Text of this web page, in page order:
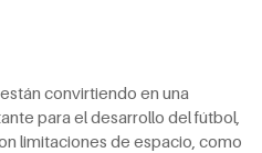
convirtiendo en una
para el desarrollo del fútbol,
limitaciones de espacio, como